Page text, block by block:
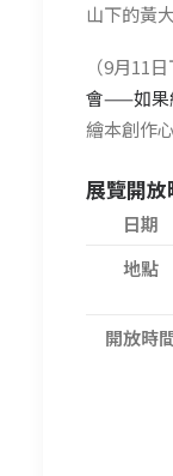
山下的黃
（9月11
會——如果
繪本創作
展覽開放
日期
地點
開放時